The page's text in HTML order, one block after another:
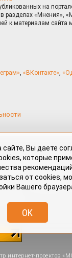
на
разделах «Мнения»,
к материалам сайта
, «ВКонтакте»,
материалы,
редакции,
авторского
материалов,
только с письменного
.
интернет-проектов
Вы даете
которые
от cookies,
Вашего
OK